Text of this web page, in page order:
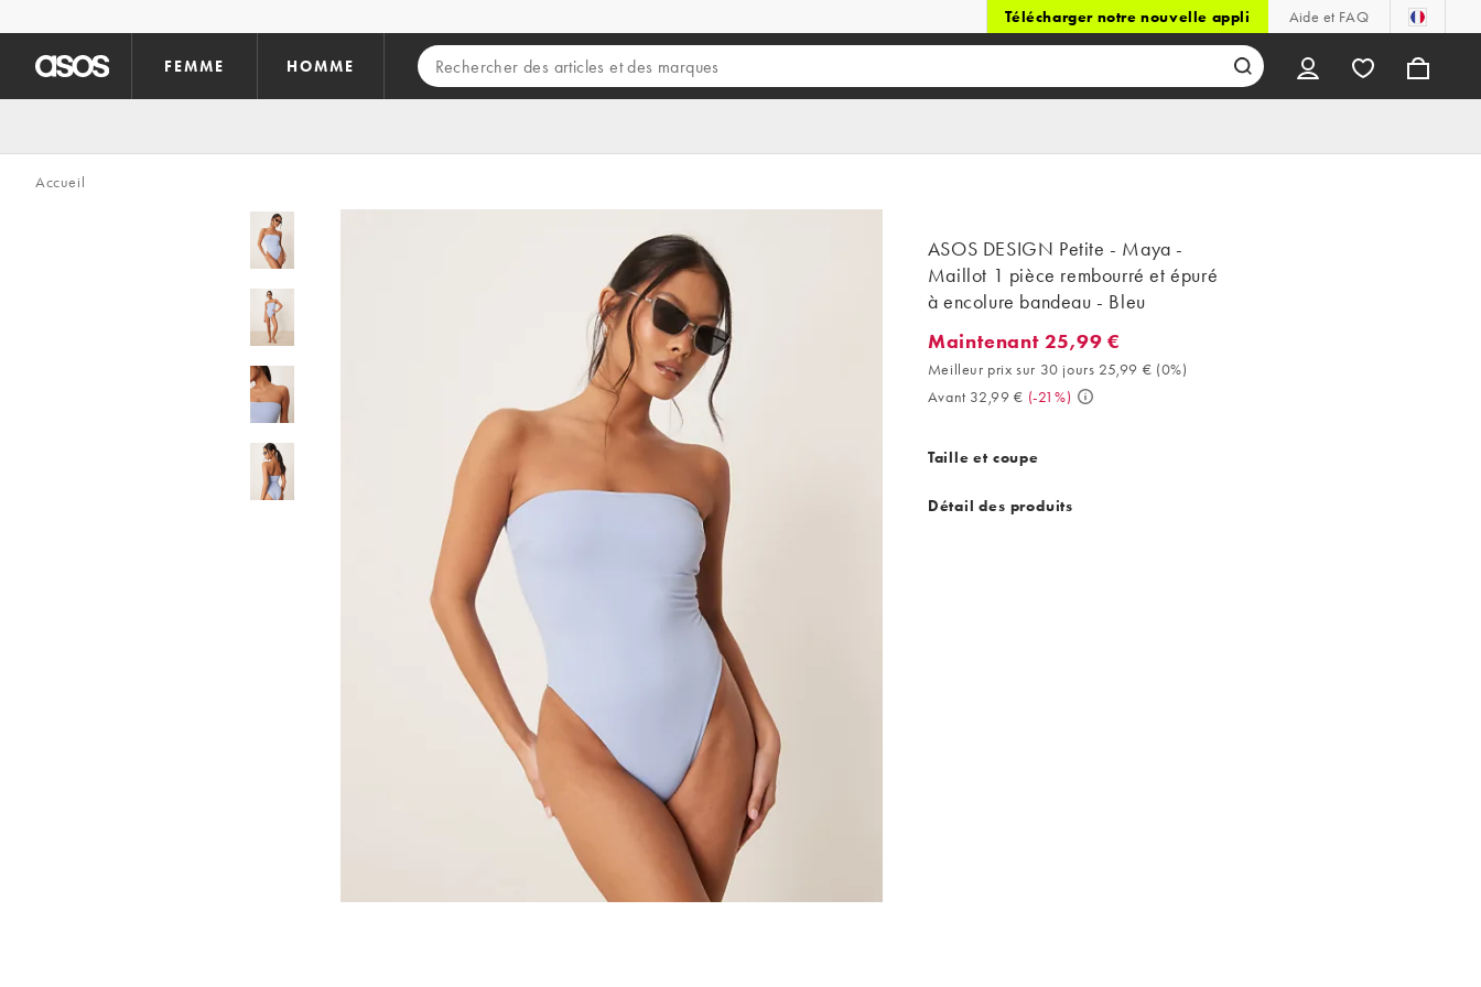
Télécharger notre nouvelle appli Aide et FAQ
FEMME HOMME
Accueil
ASOS DESIGN Petite - Maya -
Maillot 1 pièce rembourré et épuré
à encolure bandeau - Bleu
Maintenant 25,99 €. Meilleur prix sur 30 jours 25,99 € (0%). Avant 32,99
Maintenant 25,99 €
Meilleur prix sur 30 jours 25,99 € (0%)
Avant 32,99 € (-21%)
Taille et coupe
Détail des produits